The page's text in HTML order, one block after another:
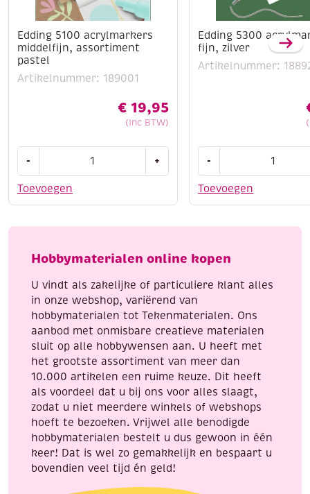
Edding 5100 acrylmarkers
middelfijn, assortiment
pastel
Artikelnummer: 189001
€ 19,95
(Inc BTW)
Toevoegen
-
acrylmarkers
pastel
+
Edding 5300
fijn, zilver
Artikelnummer:
Toevoegen
-
acrylmarker
aantal
Hobbymaterialen online kopen
U vindt als zakelijke of particuliere klant alles
in onze webshop, variërend van
hobbymaterialen tot Tekenmaterialen. Ons
aanbod met onmisbare creatieve materialen
sluit op alle hobbywensen aan. U heeft met
het grootste assortiment van meer dan
10.000 artikelen een ruime keuze. Dit heeft
als voordeel dat u bij ons voor alles slaagt,
zodat u niet meerdere winkels of webshops
hoeft te bezoeken. Vrijwel alle benodigde
hobbymaterialen bestelt u dus gewoon in één
keer! Dat is wel zo gemakkelijk en bespaart u
bovendien veel tijd én geld!